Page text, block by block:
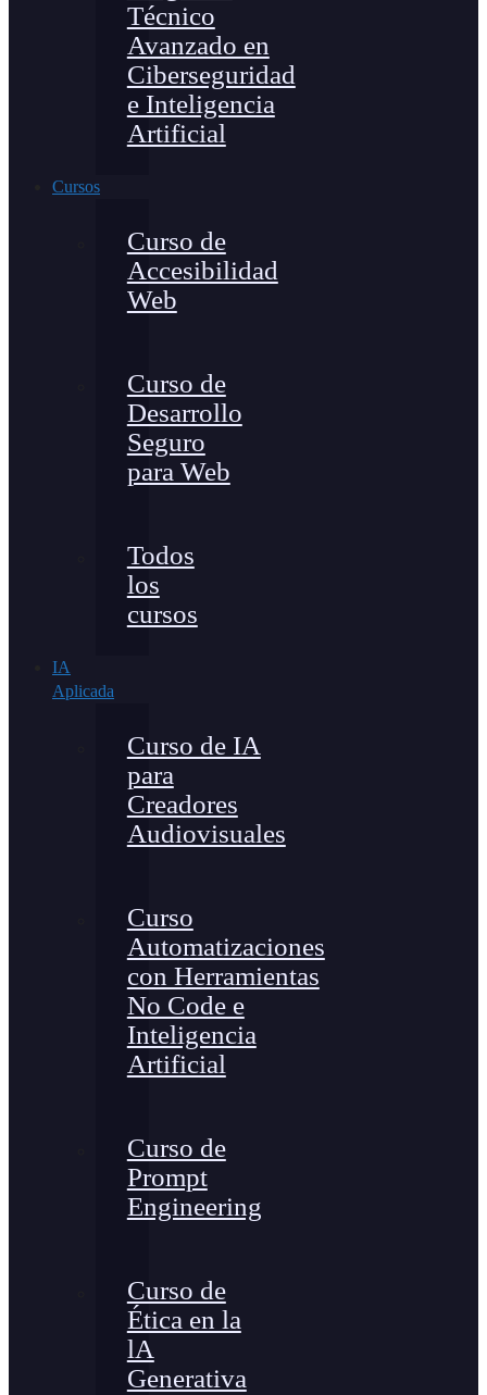
Técnico
Avanzado en
Ciberseguridad
e Inteligencia
Artificial
Cursos
Curso de
Accesibilidad
Web
Curso de
Desarrollo
Seguro
para Web
Todos
los
cursos
IA
Aplicada
Curso de IA
para
Creadores
Audiovisuales
Curso
Automatizaciones
con Herramientas
No Code e
Inteligencia
Artificial
Curso de
Prompt
Engineering
Curso de
Ética en la
lA
Generativa